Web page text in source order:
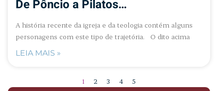
De Pôncio a Pilatos…
A história recente da igreja e da teologia contém alguns
personagens com este tipo de trajetória. O dito acima
LEIA MAIS »
1 2 3 4 5